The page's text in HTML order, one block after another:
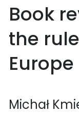
Book
the
Europe
Michał